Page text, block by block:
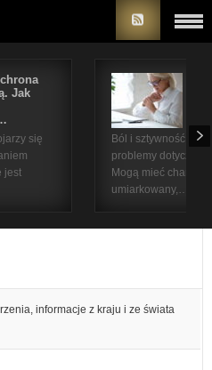
Jak
się
jest
Ból i sztywność
problemy
Mogą mieć
umiarkowany,…
informacje z kraju i ze świata